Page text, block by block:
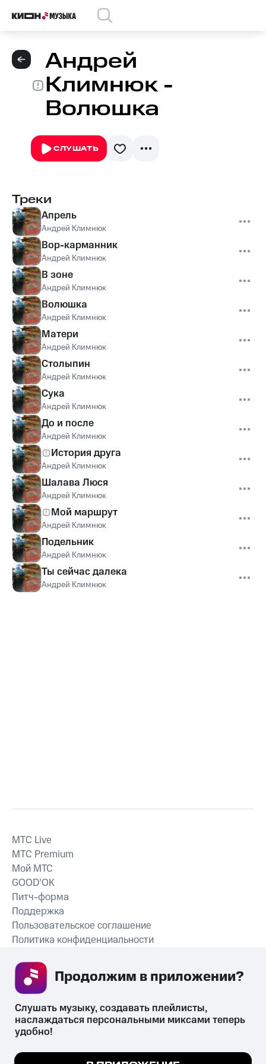
Андрей
Климнюк -
Волюшка
СЛУШАТЬ
Треки
Апрель
Андрей Климнюк
Вор-карманник
Андрей Климнюк
В зоне
Андрей Климнюк
Волюшка
Андрей Климнюк
Матери
Андрей Климнюк
Столыпин
Андрей Климнюк
Сука
Андрей Климнюк
До и после
Андрей Климнюк
История друга
Андрей Климнюк
Шалава Люся
Андрей Климнюк
Мой маршрут
Андрей Климнюк
Подельник
Андрей Климнюк
Ты сейчас далека
Андрей Климнюк
СКАЧАТЬ ПРИЛОЖЕНИЕ
MTС Live
MTС Premium
Мой МТС
GOOD’OK
Питч-форма
Поддержка
Пользовательское соглашение
Политика конфиденциальности
психотропных веществ, их аналогов причиняет вред здоровью,
Мы используем куки, чтобы на сайте все
Слушать музыку, создавать плейлисты,
наслаждаться персональными миксами теперь
удобно!